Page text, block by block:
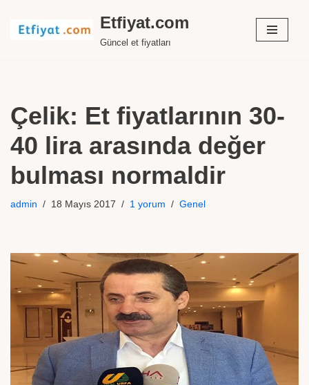
İçeriğe
Etfiyat.com
Güncel et fiyatları
Çelik: Et fiyatlarının 30-
40 lira arasında değer
bulması normaldir
admin 18 Mayıs 2017 1 yorum Genel